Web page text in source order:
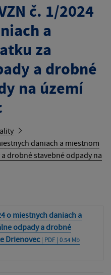
č. 1/2024
a
za
a drobné
na území
daniach a miestnom
drobné stavebné odpady na
o miestnych daniach a
odpady a drobné
Drienovec| PDF | 0.54 Mb